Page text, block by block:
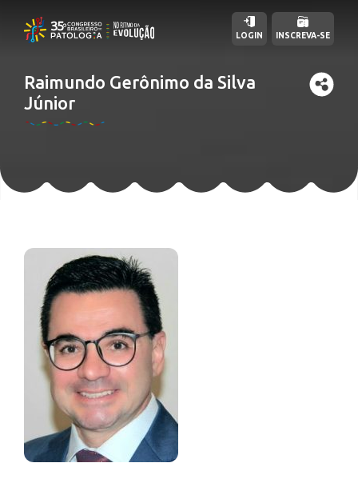
Raimundo Gerônimo da Silva
Júnior
LOGIN INSCREVA-SE